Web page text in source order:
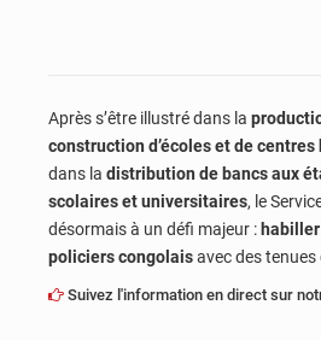
Après s’être illustré dans la
construction d’écoles et de
dans la distribution de bancs aux
scolaires et universitaires, le
désormais à un défi majeur :
policiers congolaisavec des
Suivez l'information en direct sur